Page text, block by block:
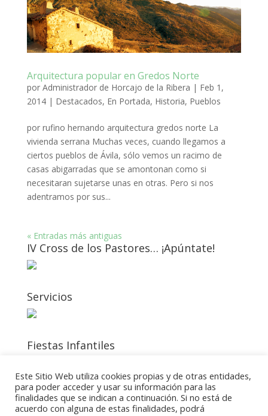
Arquitectura popular en Gredos Norte
por Administrador de Horcajo de la Ribera | Feb 1,
2014| Destacados, En Portada, Historia, Pueblos
por rufino hernando arquitectura gredos norte La
vivienda serrana Muchas veces, cuando llegamos a
ciertos pueblos de Ávila, sólo vemos un racimo de
casas abigarradas que se amontonan como si
necesitaran sujetarse unas en otras. Pero si nos
adentramos por sus...
« Entradas más antiguas
IV Cross de los Pastores… ¡Apúntate!
Servicios
Fiestas Infantiles
Previsión del Tiempo
Tiempo Santiago del Tormes
Este Sitio Web utiliza cookies propias y de otras entidades,
para poder acceder y usar su información para las
finalidades que se indican a continuación. Si no está de
acuerdo con alguna de estas finalidades, podrá